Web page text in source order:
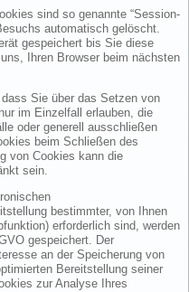
sind so genannte “Session-
automatisch gelöscht.
gespeichert bis Sie diese
Ihren Browser beim nächsten
Sie über das Setzen von
im Einzelfall erlauben, die
oder generell ausschließen
beim Schließen des
von Cookies kann die
sein.
bestimmter, von Ihnen
erforderlich sind, werden
gespeichert. Der
an der Speicherung von
Bereitstellung seiner
zur Analyse Ihres